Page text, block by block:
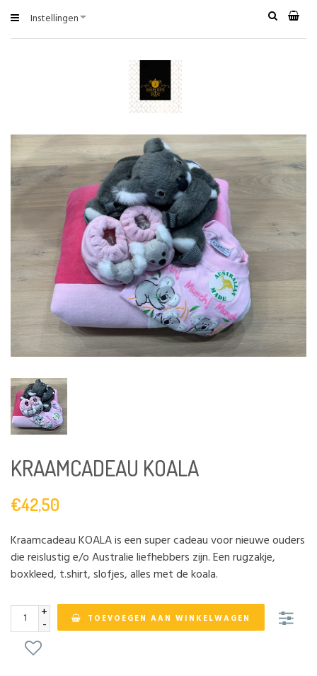
Instellingen
KRAAMCADEAU KOALA
€42,50
Kraamcadeau KOALA is een super cadeau voor nieuwe ouders
die reislustig e/o Australie liefhebbers zijn. Een rugzakje,
boxkleed, t.shirt, slofjes, alles met de koala.
+
- TOEVOEGEN AAN WINKELWAGEN